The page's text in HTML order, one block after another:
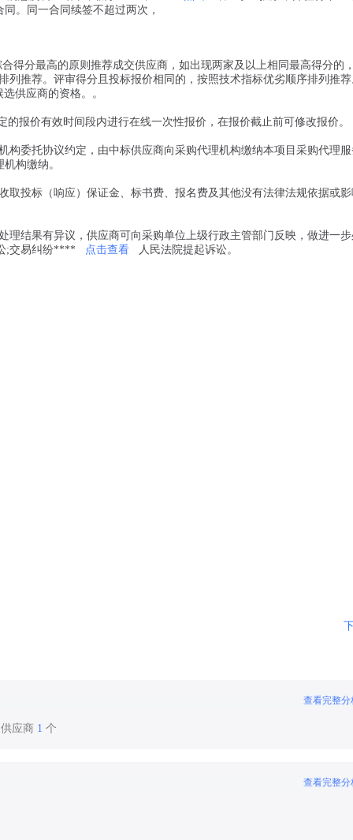
。同一合同续签不超过两次，
得分最高的原则推荐成交供应商，如出现两家及以上相同最高得分的
列推荐。评审得分且投标报价相同的，按照技术指标优劣顺序排列推
供应商的资格。。
报价有效时间段内进行在线一次性报价，在报价截止前可修改报价。
构委托协议约定，由中标供应商向采购代理机构缴纳本项目采购代理
构缴纳。
取投标（响应）保证金、标书费、报名费及其他没有法律法规依据或
理结果有异议，供应商可向采购单位上级行政主管部门反映，做进一
;交易纠纷****
点击查看 人民法院提起诉讼。
查看完整分
应商 1 个
查看完整分